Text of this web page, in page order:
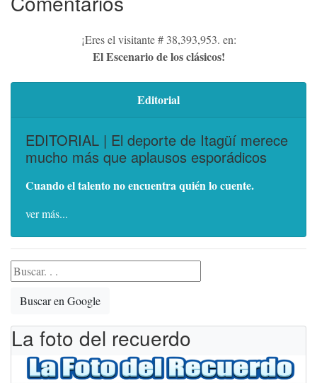
¡Eres el visitante # 38,393,953. en:
El Escenario de los clásicos!
Editorial
EDITORIAL | El deporte de Itagüí merece
mucho más que aplausos esporádicos
Cuando el talento no encuentra quién lo cuente.
ver más...
Buscar en Google
La foto del recuerdo